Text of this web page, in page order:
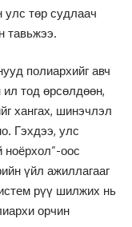
төр судлаач
тавьжээ.
полиархийг авч
тод өрсөлдөөн,
хангах, шинэчлэл
Гэхдээ, улс
ноёрхол”-оос
үйл ажиллагааг
рүү шилжих нь
орчин